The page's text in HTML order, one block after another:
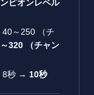
ンピオンレベル
～250 （チ
～320
（チャン
8秒 → 10秒